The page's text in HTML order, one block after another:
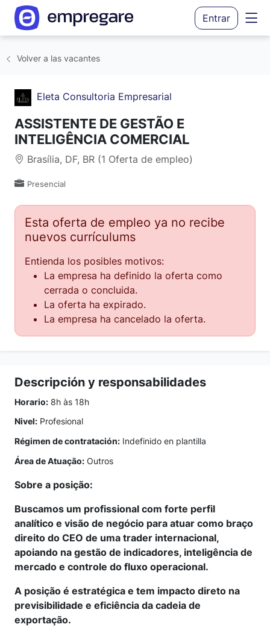
Entrar
Volver a las vacantes
Eleta Consultoria Empresarial
ASSISTENTE DE GESTÃO E
INTELIGÊNCIA COMERCIAL
Brasília, DF, BR (1 Oferta de empleo)
Presencial
Esta oferta de empleo ya no recibe
nuevos currículums
Entienda los posibles motivos:
La empresa ha definido la oferta como
cerrada o concluida.
La oferta ha expirado.
La empresa ha cancelado la oferta.
Descripción y responsabilidades
Horario: 8h às 18h
Nivel: Profesional
Régimen de contratación: Indefinido en plantilla
Área de Atuação: Outros
Sobre a posição:
Buscamos um profissional com forte perfil
analítico e visão de negócio para atuar como braço
direito do CEO de uma trader internacional,
apoiando na gestão de indicadores, inteligência de
mercado e controle do fluxo operacional.
A posição é estratégica e tem impacto direto na
previsibilidade e eficiência da cadeia de
exportação.